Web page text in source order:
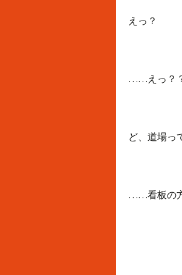
えっ？
……えっ？
ど、道場
……看板の